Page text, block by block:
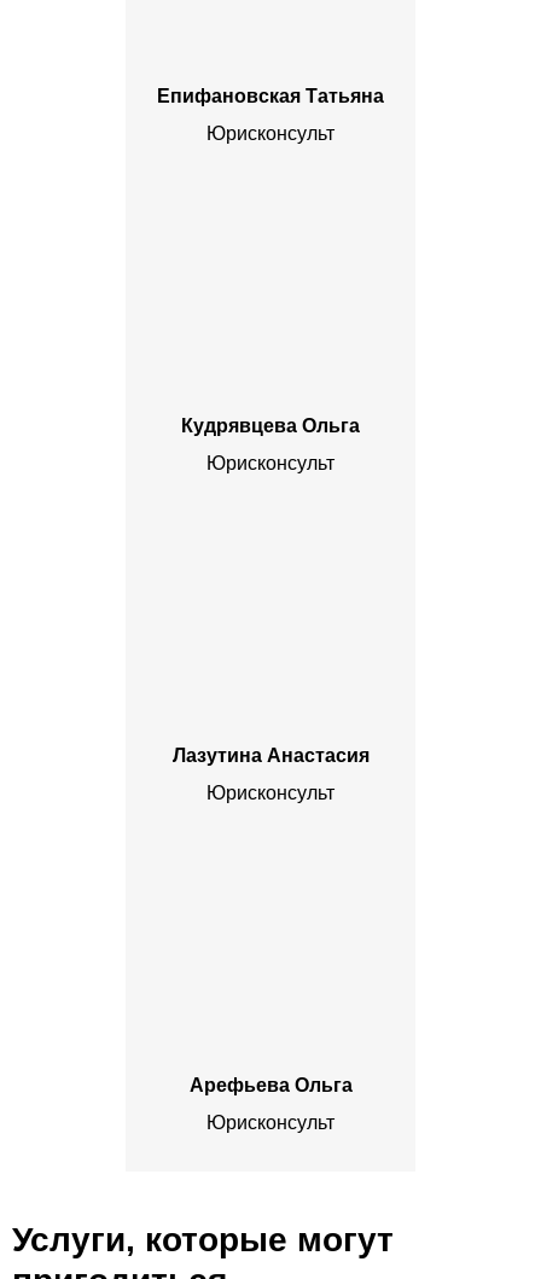
Епифановская Татьяна
Юрисконсульт
Кудрявцева Ольга
Юрисконсульт
Лазутина Анастасия
Юрисконсульт
Арефьева Ольга
Юрисконсульт
Услуги, которые могут